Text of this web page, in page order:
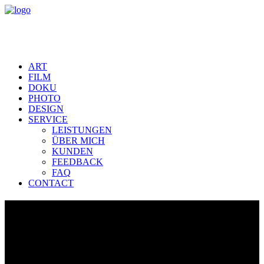
ART
FILM
DOKU
PHOTO
DESIGN
SERVICE
LEISTUNGEN
ÜBER MICH
KUNDEN
FEEDBACK
FAQ
CONTACT